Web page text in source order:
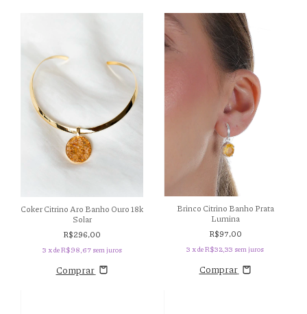
Coker Citrino Aro Banho Ouro 18k
Solar
R$296,00
3 x deR$98,67 sem juros
Comprar
Brinco Citrino Banho Prata
Lumina
R$97,00
3 x deR$32,33 sem juros
Comprar